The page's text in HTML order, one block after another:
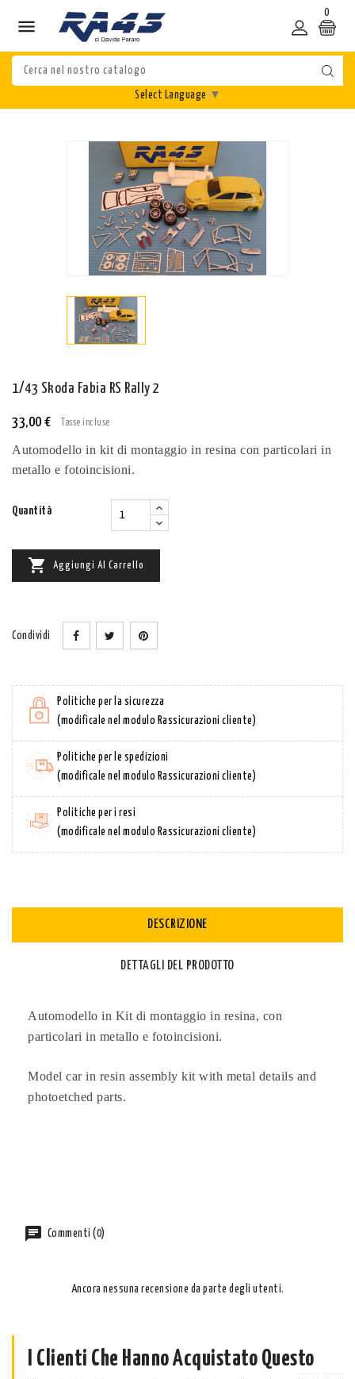

0
Select Language ▼
1/43 Skoda Fabia RS Rally 2
33,00 € Tasse incluse
Automodello in kit di montaggio in resina con particolari in
metallo e fotoincisioni.
Quantità
 Aggiungi Al Carrello
Condividi
Politiche per la sicurezza
(modificale nel modulo Rassicurazioni cliente)
Politiche per le spedizioni
(modificale nel modulo Rassicurazioni cliente)
Politiche per i resi
(modificale nel modulo Rassicurazioni cliente)
DESCRIZIONE
DETTAGLI DEL PRODOTTO
Automodello in Kit di montaggio in resina, con
particolari in metallo e fotoincisioni.
Model car in resin assembly kit with metal details and
photoetched parts.
Commenti (0)
Ancora nessuna recensione da parte degli utenti.
I Clienti Che Hanno Acquistato Questo